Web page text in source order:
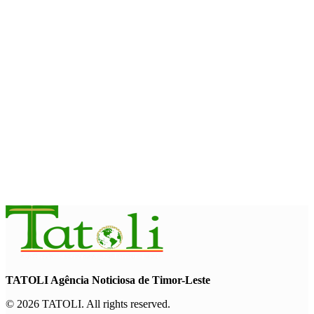
TATOLI Agência Noticiosa de Timor-Leste
© 2026 TATOLI. All rights reserved.